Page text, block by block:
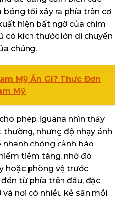
bóng tối xảy ra phía trên cơ
hiện bất ngờ của chim
có kích thước lớn di chuyển
chúng.
Mỹ Ăn Gì? Thực Đơn
Mỹ
phép Iguana nhìn thấy
nhưng độ nhạy ánh
chóng cảnh báo
tiềm tàng, nhờ đó
hoặc phòng vệ trước
từ phía trên đầu, đặc
nơi có nhiều kẻ săn mồi